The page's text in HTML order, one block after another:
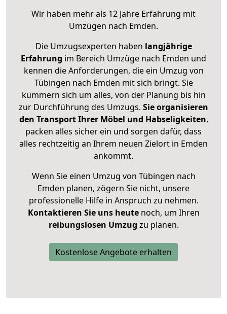
Wir haben mehr als 12 Jahre Erfahrung mit
Umzügen nach Emden.
Die Umzugsexperten haben langjährige
Erfahrung im Bereich Umzüge nach Emden und
kennen die Anforderungen, die ein Umzug von
Tübingen nach Emden mit sich bringt. Sie
kümmern sich um alles, von der Planung bis hin
zur Durchführung des Umzugs. Sie organisieren
den Transport Ihrer Möbel und Habseligkeiten,
packen alles sicher ein und sorgen dafür, dass
alles rechtzeitig an Ihrem neuen Zielort in Emden
ankommt.
Wenn Sie einen Umzug von Tübingen nach
Emden planen, zögern Sie nicht, unsere
professionelle Hilfe in Anspruch zu nehmen.
Kontaktieren Sie uns heutenoch, um Ihren
reibungslosen Umzug zu planen.
Kostenlose Angebote erhalten